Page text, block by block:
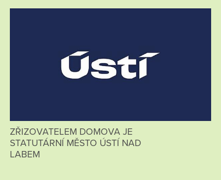
ZŘIZOVATELEM DOMOVA JE
STATUTÁRNÍ MĚSTO ÚSTÍ NAD
LABEM